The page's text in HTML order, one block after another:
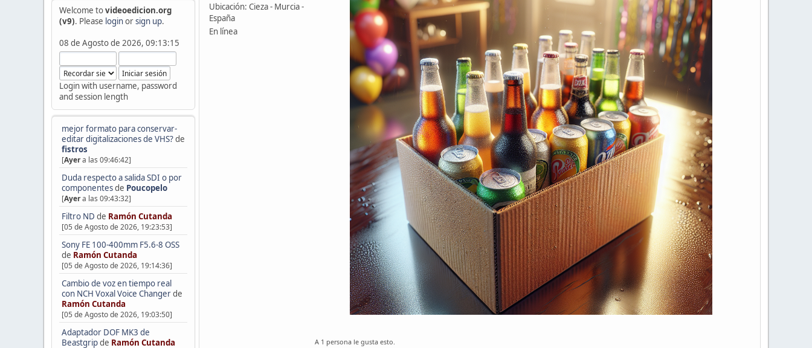
Welcome tovideoedicion.org
(v9). Please loginorsign up.
08 de Agosto de 2026, 09:13:15
Login with username, password
and session length
mejor formato para conservar-
editar digitalizaciones de VHS?de
fistros
[Ayera las 09:46:42]
Duda respecto a salida SDI o por
componentesde Poucopelo
[Ayera las 09:43:32]
Filtro ND de Ramón Cutanda
[05 de Agosto de 2026, 19:23:53]
Sony FE 100-400mm F5.6-8 OSS
de Ramón Cutanda
[05 de Agosto de 2026, 19:14:36]
Cambio de voz en tiempo real
con NCH Voxal Voice Changerde
Ramón Cutanda
[05 de Agosto de 2026, 19:03:50]
Adaptador DOF MK3 de
Beastgripde Ramón Cutanda
Ubicación: Cieza - Murcia -
España
En línea
A 1 persona le gusta esto.